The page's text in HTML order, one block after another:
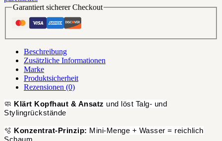
Garantiert sicherer Checkout
Beschreibung
Zusätzliche Informationen
Marke
Produktsicherheit
Rezensionen (0)
🧼 Klärt Kopfhaut & Ansatz und löst Talg- und
Stylingrückstände
🫧 Konzentrat-Prinzip: Mini-Menge + Wasser = reichlich